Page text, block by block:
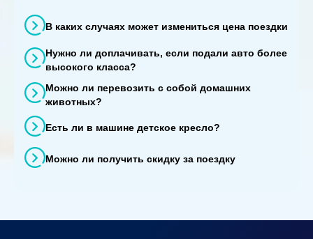
В каких случаях может измениться цена поездки
Нужно ли доплачивать, если подали авто более
высокого класса?
Можно ли перевозить с собой домашних
животных?
Есть ли в машине детское кресло?
Можно ли получить скидку за поездку